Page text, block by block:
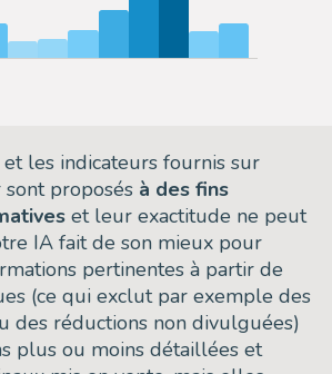
les indicateurs fournis sur
proposés à des fins
et leur exactitude ne peut
IA fait de son mieux pour
pertinentes à partir de
(ce qui exclut par exemple des
des réductions non divulguées)
plus ou moins détaillées et